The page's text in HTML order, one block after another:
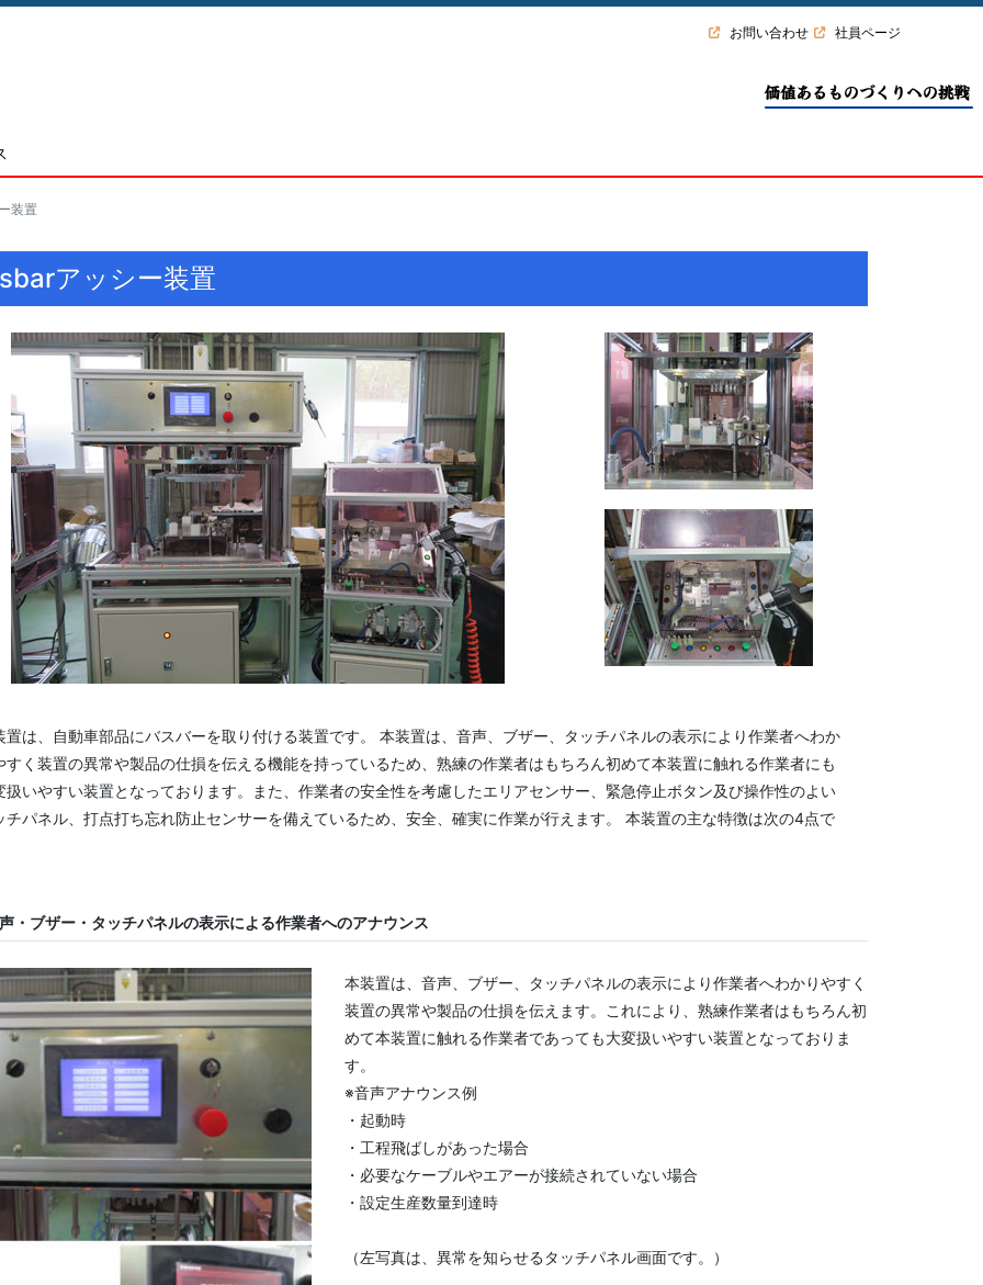
お問い合わせ 社員ページ
装置
アッシー装置
置は、自動車部品にバスバーを取り付ける装置です。 本装置は、音声、ブザー、タッチパネルの表示により作業者へわか
すく装置の異常や製品の仕損を伝える機能を持っているため、熟練の作業者はもちろん初めて本装置に触れる作業者にも
扱いやすい装置となっております。また、作業者の安全性を考慮したエリアセンサー、緊急停止ボタン及び操作性のよい
チパネル、打点打ち忘れ防止センサーを備えているため、安全、確実に作業が行えます。 本装置の主な特徴は次の4点で
・ブザー・タッチパネルの表示による作業者へのアナウンス
本装置は、音声、ブザー、タッチパネルの表示により作業者へわかりやすく
装置の異常や製品の仕損を伝えます。これにより、熟練作業者はもちろん初
めて本装置に触れる作業者であっても大変扱いやすい装置となっておりま
す。
※音声アナウンス例
・起動時
・工程飛ばしがあった場合
・必要なケーブルやエアーが接続されていない場合
・設定生産数量到達時
（左写真は、異常を知らせるタッチパネル画面です。）